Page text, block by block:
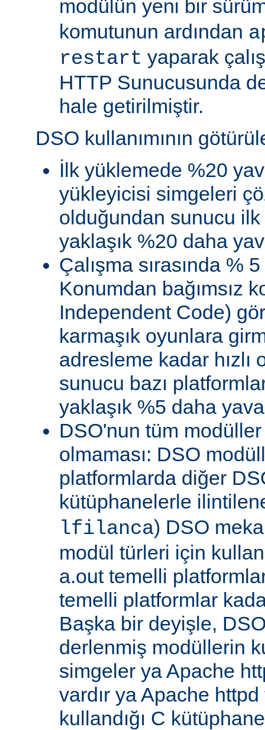
modülün yeni bir
komutunun ardından
restart yaparak
HTTP Sunucusunda
hale getirilmiştir.
DSO kullanımının
İlk yüklemede %20
yükleyicisi simgeleri
olduğundan sunucu ilk
yaklaşık %20 daha
Çalışma sırasında %
Konumdan bağımsız
Independent Code)
karmaşık oyunlara
adresleme kadar hızlı
sunucu bazı
yaklaşık %5 daha
DSO'nun tüm
olmaması: DSO
platformlarda diğer
kütüphanelerle
lfilanca) DSO
modül türleri için
a.out temelli
temelli platformlar
Başka bir deyişle,
derlenmiş modüllerin
simgeler ya Apache
vardır ya Apache
kullandığı C